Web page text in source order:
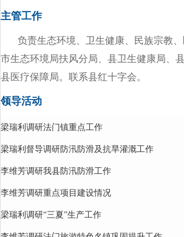
主管工作
负责生态环境、卫生健康、民族宗教
市生态环境局扶风分局、县卫生健康局、
县医疗保障局。联系县红十字会。
领导活动